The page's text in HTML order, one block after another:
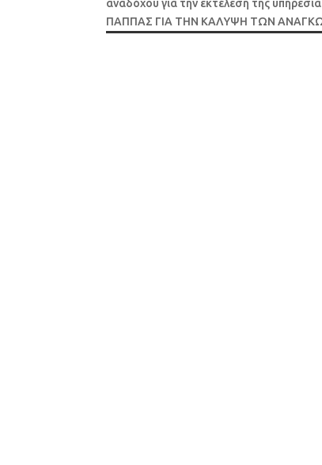
αναδόχου για την εκτέλεση της
ΠΑΠΠΑΣ ΓΙΑ ΤΗΝ ΚΑΛΥΨΗ ΤΩΝ